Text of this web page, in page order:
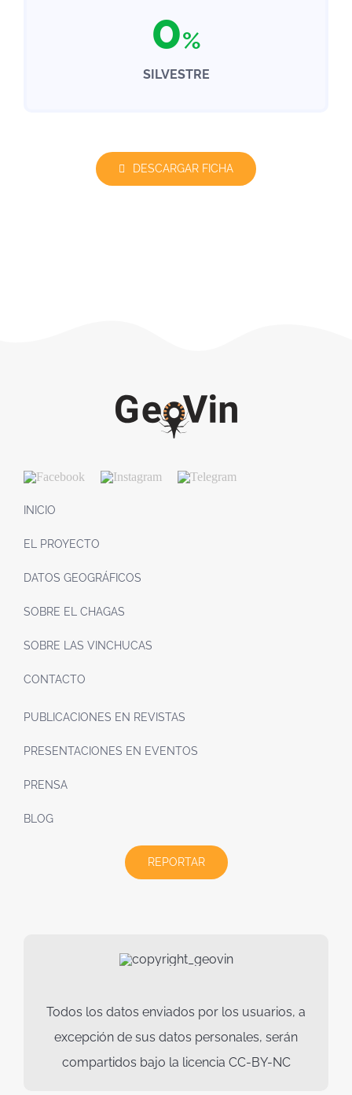
0%
SILVESTRE
DESCARGAR FICHA
INICIO
EL PROYECTO
DATOS GEOGRÁFICOS
SOBRE EL CHAGAS
SOBRE LAS VINCHUCAS
CONTACTO
PUBLICACIONES EN REVISTAS
PRESENTACIONES EN EVENTOS
PRENSA
BLOG
REPORTAR
Todos los datos enviados por los usuarios, a
excepción de sus datos personales, serán
compartidos bajo la licencia CC-BY-NC